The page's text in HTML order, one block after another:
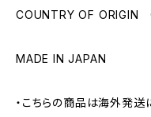
COUNTRY OF ORIGIN
MADE IN JAPAN
・こちらの商品は海外発送